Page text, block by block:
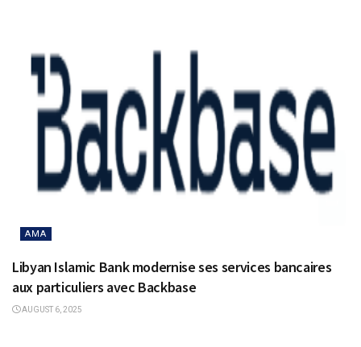
AMA
Libyan Islamic Bank modernise ses services bancaires
aux particuliers avec Backbase
AUGUST 6, 2025